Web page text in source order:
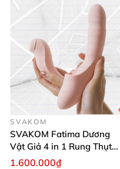
SVAKOM
SVAKOM Fatima Dương
Vật Giả 4 in 1 Rung Thụt
Hút Toả Nhiệt Massage Cho
1.600.000₫